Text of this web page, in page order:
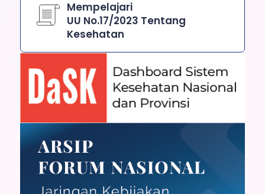
Mempelajari
UU No.17/2023 Tentang
Kesehatan